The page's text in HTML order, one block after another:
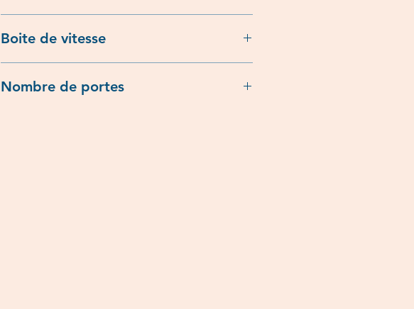
Boite de vitesse
Nombre de portes